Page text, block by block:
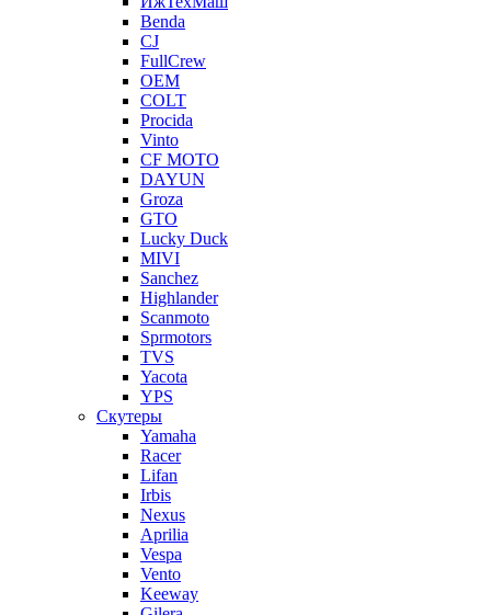
Benda
CJ
FullCrew
OEM
COLT
Procida
Vinto
CF MOTO
DAYUN
Groza
GTO
Lucky Duck
MIVI
Sanchez
Highlander
Scanmoto
Sprmotors
TVS
Yacota
YPS
Скутеры
Yamaha
Racer
Lifan
Irbis
Nexus
Aprilia
Vespa
Vento
Keeway